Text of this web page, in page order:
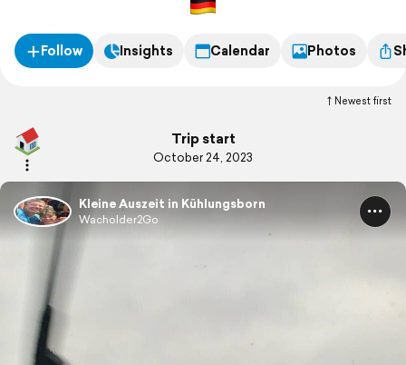
Follow Insights Calendar Photos
Newest first
Trip start
October 24, 2023
Kleine Auszeit in Kühlungsborn
Wacholder2Go